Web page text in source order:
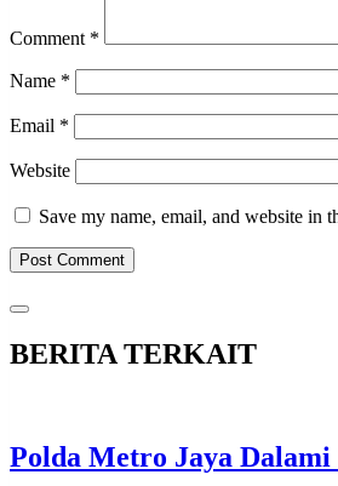
Comment *
Name *
Email *
Website
Save my name, email, and website in
BERITA TERKAIT
Polda Metro Jaya Dalami